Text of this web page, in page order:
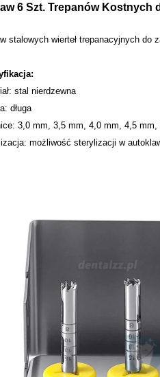
6 Szt. Trepanów
stalowych wierteł trepanacyjnych do
stal nierdzewna
długa
3,0 mm, 3,5 mm, 4,0 mm, 4,5 mm,
możliwość sterylizacji w